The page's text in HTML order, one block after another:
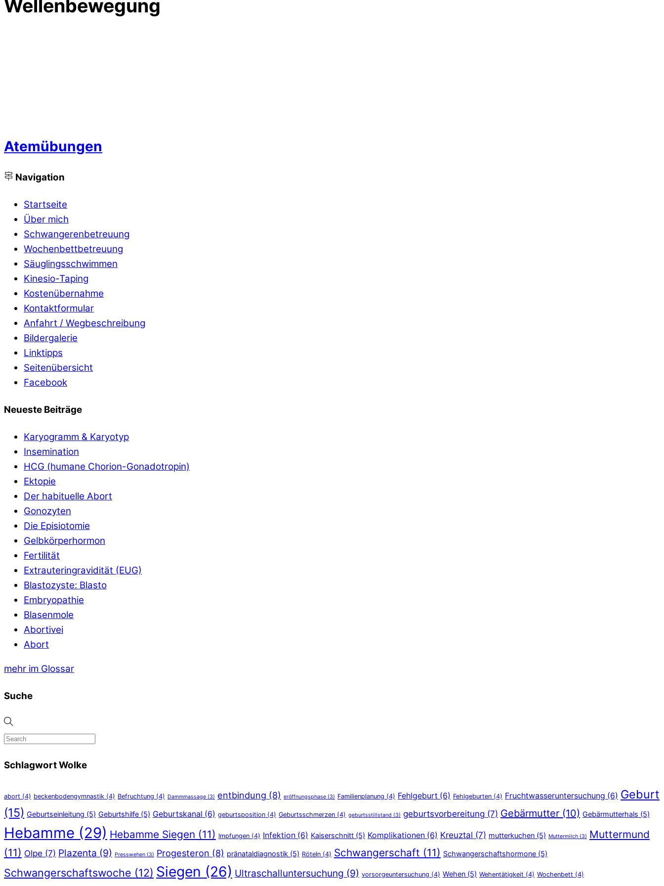
Wellenbewegung
Atemübungen
Navigation
Startseite
Über mich
Schwangerenbetreuung
Wochenbettbetreuung
Säuglingsschwimmen
Kinesio-Taping
Kostenübernahme
Kontaktformular
Anfahrt / Wegbeschreibung
Bildergalerie
Linktipps
Seitenübersicht
Facebook
Neueste Beiträge
Karyogramm & Karyotyp
Insemination
HCG (humane Chorion-Gonadotropin)
Ektopie
Der habituelle Abort
Gonozyten
Die Episiotomie
Gelbkörperhormon
Fertilität
Extrauteringravidität (EUG)
Blastozyste: Blasto
Embryopathie
Blasenmole
Abortivei
Abort
mehr im Glossar
Suche
Schlagwort Wolke
abort (4) beckenbodengymnastik (4) Befruchtung (4) Dammmassage (3) entbindung (8) eröffnungsphase (3) Familienplanung (4) Fehlgeburt (6) Fehlgeburten (4) Fruchtwasseruntersuchung (6) Geburt
(15) Geburtseinleitung (5) Geburtshilfe (5) Geburtskanal (6) geburtsposition (4) Geburtsschmerzen (4) geburtsstillstand (3) geburtsvorbereitung (7) Gebärmutter (10) Gebärmutterhals (5)
Hebamme (29) Hebamme Siegen (11) Impfungen (4) Infektion (6) Kaiserschnitt (5) Komplikationen (6) Kreuztal (7) mutterkuchen (5) Muttermilch (3) Muttermund
(11) Olpe (7) Plazenta (9) Presswehen (3) Progesteron (8) pränataldiagnostik (5) Röteln (4) Schwangerschaft (11) Schwangerschaftshormone (5)
Schwangerschaftswoche (12) Siegen (26) Ultraschalluntersuchung (9) vorsorgeuntersuchung (4) Wehen (5) Wehentätigkeit (4) Wochenbett (4)